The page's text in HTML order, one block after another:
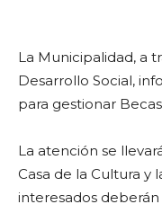
La Municipalidad, a
Desarrollo Social,
para gestionar
La atención se
Casa de la Cultura y
interesados